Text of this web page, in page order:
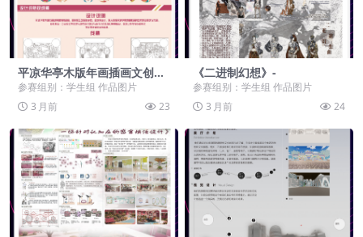
平凉华亭木版年画插画文创设
计-
参赛组别：学生组 作品图片
3 月前
23
《二进制幻想》-
参赛组别：学生组 作品图片
3 月前
24